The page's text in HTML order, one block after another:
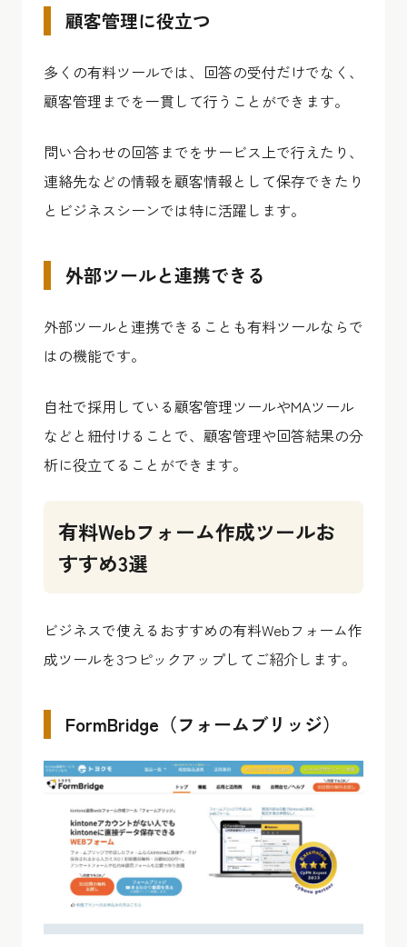
顧客管理に役立つ
多くの有料ツールでは、回答の受付だけでなく、
顧客管理までを一貫して行うことができます。
問い合わせの回答までをサービス上で行えたり、
連絡先などの情報を顧客情報として保存できたり
とビジネスシーンでは特に活躍します。
外部ツールと連携できる
外部ツールと連携できることも有料ツールならで
はの機能です。
自社で採用している顧客管理ツールやMAツール
などと紐付けることで、顧客管理や回答結果の分
析に役立てることができます。
有料Webフォーム作成ツールお
すすめ3選
ビジネスで使えるおすすめの有料Webフォーム作
成ツールを3つピックアップしてご紹介します。
FormBridge（フォームブリッジ）